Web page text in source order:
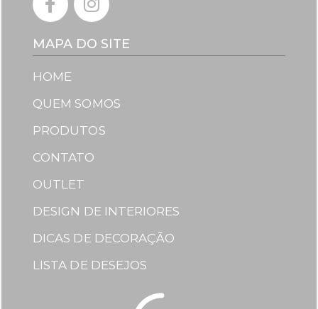
MAPA DO SITE
HOME
QUEM SOMOS
PRODUTOS
CONTATO
OUTLET
DESIGN DE INTERIORES
DICAS DE DECORAÇÃO
LISTA DE DESEJOS